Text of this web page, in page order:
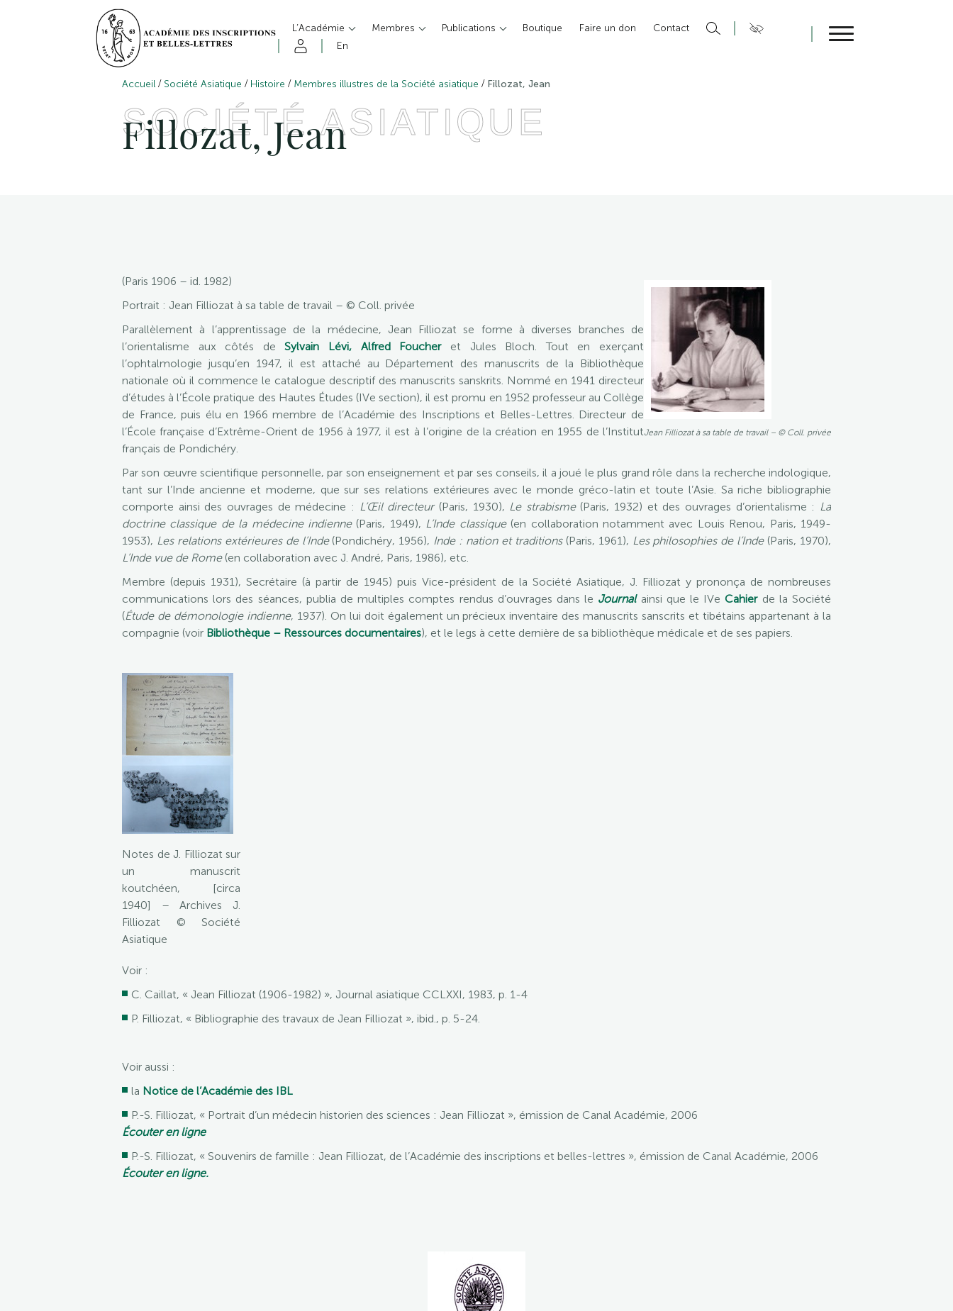
L’Académie Membres Publications Boutique Faire un don
Contact
En
Accueil / Société Asiatique / Histoire / Membres illustres de la Société asiatique / Fillozat, Jean
SOCIÉTÉ ASIATIQUE
Fillozat, Jean
Jean Filliozat à sa table de travail – © Coll. privée
(Paris 1906 – id. 1982)
Portrait : Jean Filliozat à sa table de travail – © Coll. privée
Parallèlement à l’apprentissage de la médecine, Jean Filliozat se forme à diverses branches de
l’orientalisme aux côtés deSylvain Lévi, Alfred Foucheret Jules Bloch. Tout en exerçant
l’ophtalmologie jusqu’en 1947, il est attaché au Département des manuscrits de la Bibliothèque
nationale où il commence le catalogue descriptif des manuscrits sanskrits. Nommé en 1941 directeur
d’études à l’École pratique des Hautes Études (IVe section), il est promu en 1952 professeur au Collège
de France, puis élu en 1966 membre de l’Académie des Inscriptions et Belles-Lettres. Directeur de
l’École française d’Extrême-Orient de 1956 à 1977, il est à l’origine de la création en 1955 de l’Institut
français de Pondichéry.
Par son œuvre scientifique personnelle, par son enseignement et par ses conseils, il a joué le plus grand rôle dans la recherche indologique,
tant sur l’Inde ancienne et moderne, que sur ses relations extérieures avec le monde gréco-latin et toute l’Asie. Sa riche bibliographie
comporte ainsi des ouvrages de médecine : L’Œil directeur(Paris, 1930), Le strabisme(Paris, 1932) et des ouvrages d’orientalisme : La
doctrine classique de la médecine indienne(Paris, 1949), L’Inde classique(en collaboration notamment avec Louis Renou, Paris, 1949-
1953), Les relations extérieures de l’Inde(Pondichéry, 1956), Inde : nation et traditions(Paris, 1961), Les philosophies de l’Inde(Paris, 1970),
L’Inde vue de Rome(en collaboration avec J. André, Paris, 1986), etc.
Membre (depuis 1931), Secrétaire (à partir de 1945) puis Vice-président de la Société Asiatique, J. Filliozat y prononça de nombreuses
communications lors des séances, publia de multiples comptes rendus d’ouvrages dans le Journalainsi que le IVe Cahierde la Société
(Étude de démonologie indienne, 1937). On lui doit également un précieux inventaire des manuscrits sanscrits et tibétains appartenant à la
compagnie (voir Bibliothèque – Ressources documentaires), et le legs à cette dernière de sa bibliothèque médicale et de ses papiers.
Notes de J. Filliozat sur
un manuscrit
koutchéen, [circa
1940] – Archives J.
Filliozat © Société
Asiatique
Voir :
C. Caillat, « Jean Filliozat (1906-1982) », Journal asiatique CCLXXI, 1983, p. 1-4
P. Filliozat, « Bibliographie des travaux de Jean Filliozat », ibid., p. 5-24.
Voir aussi :
la Notice de l’Académie des IBL
P.-S. Filliozat, « Portrait d’un médecin historien des sciences : Jean Filliozat », émission de Canal Académie, 2006
Écouter en ligne
P.-S. Filliozat, « Souvenirs de famille : Jean Filliozat, de l’Académie des inscriptions et belles-lettres », émission de Canal Académie, 2006
Écouter en ligne.